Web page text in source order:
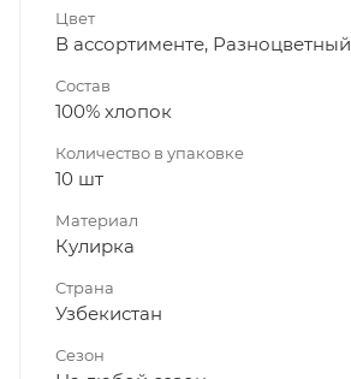
Цвет
В ассортименте, Разноцветный
Состав
100% хлопок
Количество в упаковке
10 шт
Материал
Кулирка
Страна
Узбекистан
Сезон